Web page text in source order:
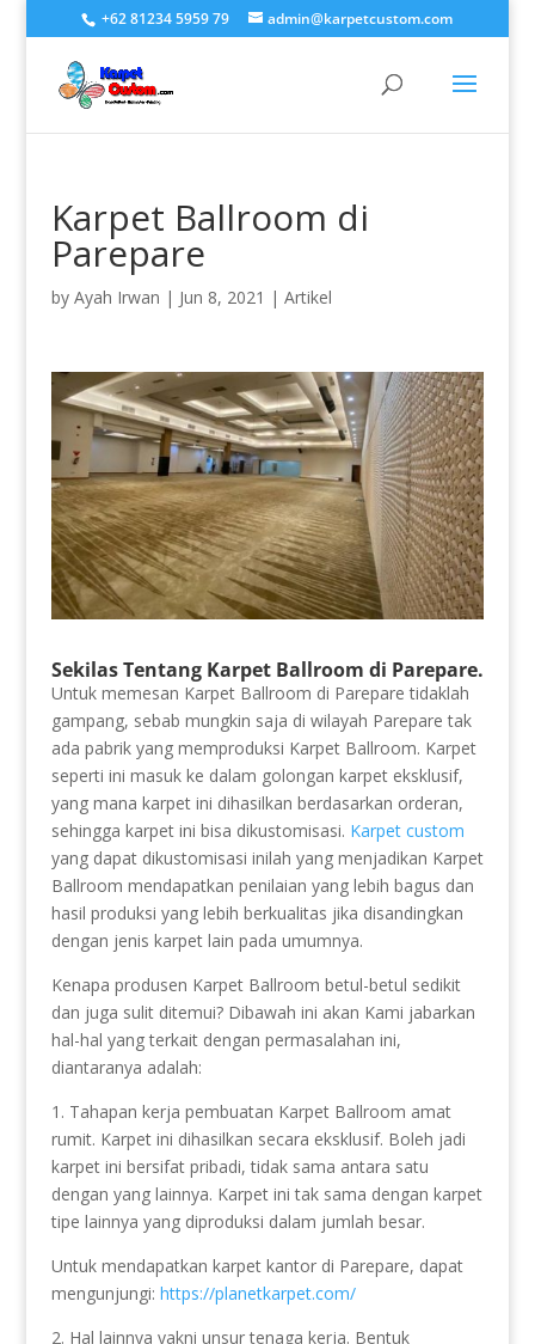
+62 81234 5959 79 admin@karpetcustom.com
Karpet Ballroom di
Parepare
by Ayah Irwan | Jun 8, 2021 | Artikel
Sekilas Tentang Karpet Ballroom di Parepare.
Untuk memesan Karpet Ballroom di Parepare tidaklah
gampang, sebab mungkin saja di wilayah Parepare tak
ada pabrik yang memproduksi Karpet Ballroom. Karpet
seperti ini masuk ke dalam golongan karpet eksklusif,
yang mana karpet ini dihasilkan berdasarkan orderan,
sehingga karpet ini bisa dikustomisasi. Karpet custom
yang dapat dikustomisasi inilah yang menjadikan Karpet
Ballroom mendapatkan penilaian yang lebih bagus dan
hasil produksi yang lebih berkualitas jika disandingkan
dengan jenis karpet lain pada umumnya.
Kenapa produsen Karpet Ballroom betul-betul sedikit
dan juga sulit ditemui? Dibawah ini akan Kami jabarkan
hal-hal yang terkait dengan permasalahan ini,
diantaranya adalah:
1. Tahapan kerja pembuatan Karpet Ballroom amat
rumit. Karpet ini dihasilkan secara eksklusif. Boleh jadi
karpet ini bersifat pribadi, tidak sama antara satu
dengan yang lainnya. Karpet ini tak sama dengan karpet
tipe lainnya yang diproduksi dalam jumlah besar.
Untuk mendapatkan karpet kantor di Parepare, dapat
mengunjungi: https://planetkarpet.com/
2. Hal lainnya yakni unsur tenaga kerja. Bentuk